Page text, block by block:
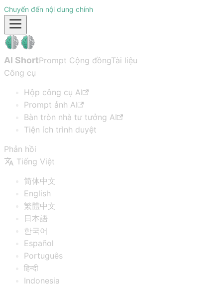
Chuyển đến nội dung chính
AI ShortPrompt Cộng đồngTài liệu
Công cụ
Hộp công cụ AI
Prompt ảnh AI
Bàn tròn nhà tư tưởng AI
Tiện ích trình duyệt
Phản hồi
Tiếng Việt
简体中文
English
繁體中文
日本語
한국어
Español
Português
हिन्दी
Indonesia